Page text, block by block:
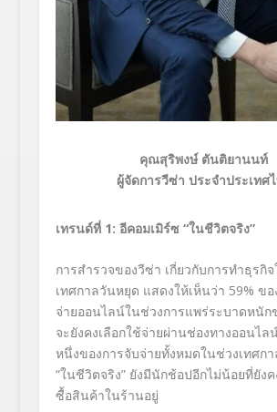
คุณสุริพงษ์ ตันติยานนท์
ผู้จัดการวีซ่า ประจำประเทศ
เทรนด์ที่ 1: อีคอมเมิร์ซ “ในชีวิตจริง”
การสำรวจของวีซ่า เกี่ยวกับการทำธุรกิ
เทศกาลวันหยุด แสดงให้เห็นว่า 59% ขอ
จ่ายออนไลน์ในช่วงการแพร่ระบาดหนัก
จะยังคงเลือกใช้จ่ายผ่านช่องทางออนไล
หนึ่งของการจับจ่ายทั้งหมดในช่วงเทศก
“ในชีวิตจริง” ยังมีนักช้อปอีกไม่น้อยที่ยัง
ซื้อสินค้าในร้านอยู่